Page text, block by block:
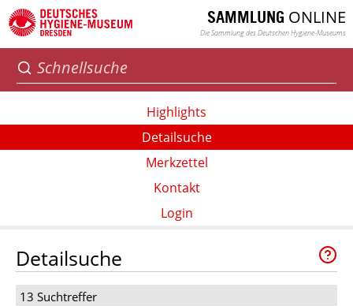
SAMMLUNG ONLINE
Die Sammlung des Deutschen Hygiene-Museums
Highlights
Detailsuche
Merkzettel
Kontakt
Login
Detailsuche
13 Suchtreffer